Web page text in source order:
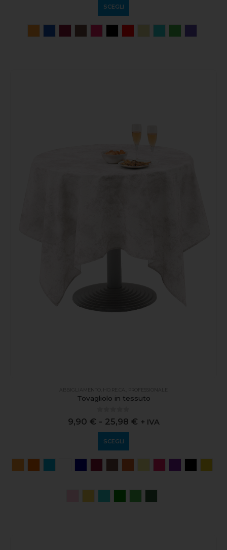
SCEGLI
ABBIGLIAMENTO HO.RE.CA. PROFESSIONALE
Tovagliolo in tessuto
out of 5
9,90 € - 25,98 € + IVA
SCEGLI